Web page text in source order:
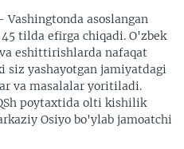
asoslangan
tilda efirga chiqadi. O'zbek
eshittirishlarda nafaqat
siz yashayotgan jamiyatdagi
va masalalar yoritiladi.
poytaxtida olti kishilik
Osiyo bo'ylab jamoatchi